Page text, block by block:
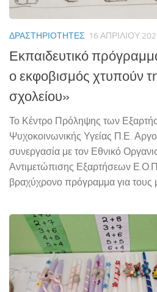
ΔΡΑΣΤΗΡΙΌΤΗΤΕΣ 16 ΑΠΡΙΛΊΟΥ
Εκπαιδευτικό
ο εκφοβισμός χτυπούν
σχολείου»
Το Κέντρο Πρόληψης των
Ψυχοκοινωνικής Υγείας Π.Ε.
συνεργασία με τον Εθνικό
Αντιμετώπισης Εξαρτήσεων
βραχύχρονο πρόγραμμα για τους